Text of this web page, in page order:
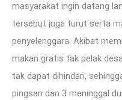
masyarakat ingin datang
tersebut juga turut serta
penyelenggara. Akibat
makan gratis tak pelak
tak dapat dihindari,
pingsan dan 3 meninggal